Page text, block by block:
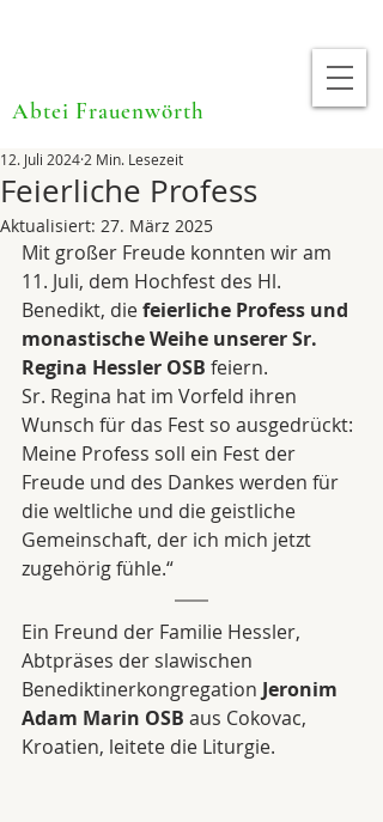
Abtei Frauenwörth
Feierliche Profess
12. Juli 2024 2 Min. Lesezeit
Aktualisiert: 27. März 2025
Mit großer Freude konnten wir am
11. Juli, dem Hochfest des Hl.
Benedikt, die feierliche Profess und
monastische Weihe unserer Sr.
Regina Hessler OSB feiern.
Sr. Regina hat im Vorfeld ihren
Wunsch für das Fest so ausgedrückt:
Meine Profess soll ein Fest der
Freude und des Dankes werden für
die weltliche und die geistliche
Gemeinschaft, der ich mich jetzt
zugehörig fühle.“
Ein Freund der Familie Hessler,
Abtpräses der slawischen
Benediktinerkongregation Jeronim
Adam Marin OSB aus Cokovac,
Kroatien, leitete die Liturgie.